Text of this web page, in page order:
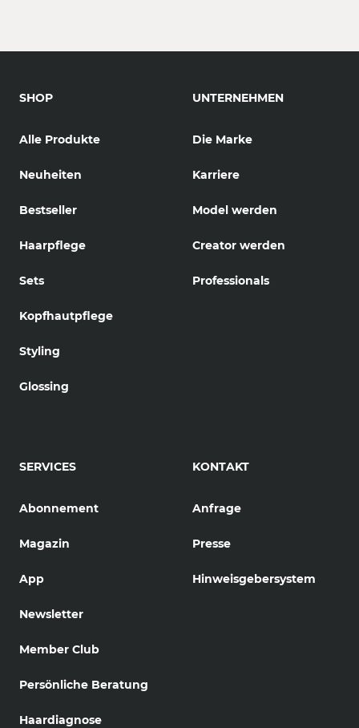
SHOP
Alle Produkte
Neuheiten
Bestseller
Haarpflege
Sets
Kopfhautpflege
Styling
Glossing
UNTERNEHMEN
Die Marke
Karriere
Model werden
Creator werden
Professionals
SERVICES
Abonnement
Magazin
App
Newsletter
Member Club
Persönliche Beratung
Haardiagnose
KONTAKT
Anfrage
Presse
Hinweisgebersystem